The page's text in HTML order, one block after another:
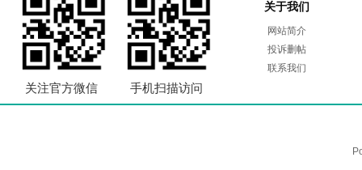
关注官方微信 手机扫描访问
关于我们
网站简介
投诉删帖
联系我们